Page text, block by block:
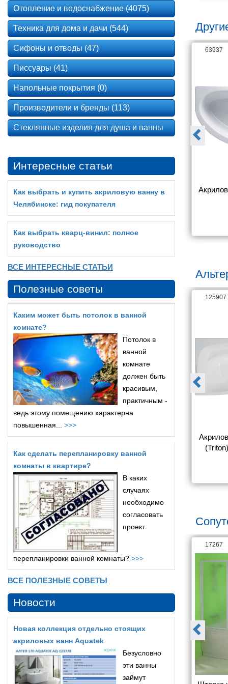
Riho Lyra
406
63975
Акриловая ванна Riho Doppio
146 590
63937
Royal Bath
428
67915
Акриловая ванна Royal Bath
21 620
125907
18789 17267
Отопление и водоснабжение (4075)
Техника для дома и дачи (544)
Сифоны и отводы (47)
Писсуары (41)
Напольные покрытия (0)
Производители и бренды (113)
Стеклянные изделия для душа и ванны
Интересные статьи
Как выбрать и купить акриловую ванну в
Челябинске: гид покупателя
Как выбрать кварц‑винил: полное
руководство
ВСЕ ИНТЕРЕСНЫЕ СТАТЬИ
Полезные советы
Каким может быть потолок в ванной
комнате?
Потолок в
ванной
комнате
должен быть
красивым,
практичным -
ведь этому помещению характерна
повышенная... >>>
Как сделать перепланировку ванной
комнаты в квартире?
В каких
случаях
необходимо
согласовать
проект
перепланировки ванной комнаты? >>>
ВСЕ ПОЛЕЗНЫЕ СОВЕТЫ
Новости
Новая коллекция отдельно стоящих
акриловых ванн Aquatek
Безусловно
эти ванны
займут